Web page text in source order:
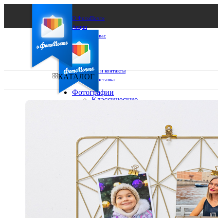
О ФотоПочте
Акции
Сделаем за вас
Бизнесу
FAQ
Франшиза
Поддержка и контакты
Оплата и доставка
Выберите из списка:
КАТАЛОГ
Фотографии
Классические
15х15
15х20
20х30
30х30
30х40
А4
Фото
в